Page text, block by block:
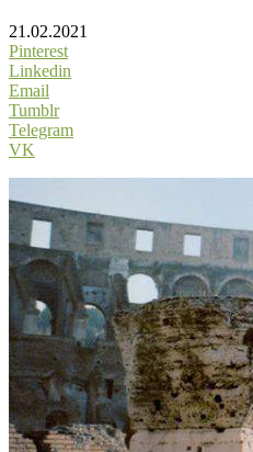
21.02.2021
Pinterest
Linkedin
Email
Tumblr
Telegram
VK